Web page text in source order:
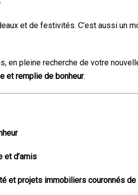
et de festivités. C’est aussi un
pleine recherche de votre
et remplie de bonheur.
et d’amis
et projets immobiliers couronnés